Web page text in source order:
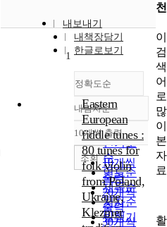
내보내기
내책장담기
한글로보기
정확도순
정확도
순
인기도
순
연도순
제목순
저자순
발행기
내림차순
내림차순
10개씩 출력
10개씩
출력
20개씩
출력
30개씩
조회
1
Eastern
European
fiddle tunes :
80 tunes for
folk violin
from Poland,
Ukraine,
Klezmer
천
이
검
색
어
로
많
이
본
자
료
활